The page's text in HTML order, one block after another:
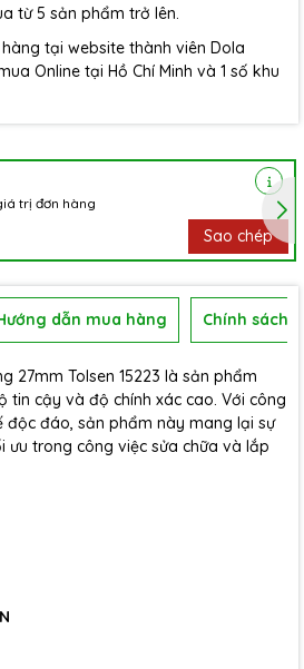
từ 5 sản phẩm trở lên.
tại website thành viên Dola
Online tại Hồ Chí Minh và 1 số khu
trị đơn hàng
Sao chép
dẫn mua hàng Chính sách
27mm Tolsen 15223 là sản phẩm
tin cậy và độ chính xác cao. Với công
độc đáo, sản phẩm này mang lại sự
ưu trong công việc sửa chữa và lắp